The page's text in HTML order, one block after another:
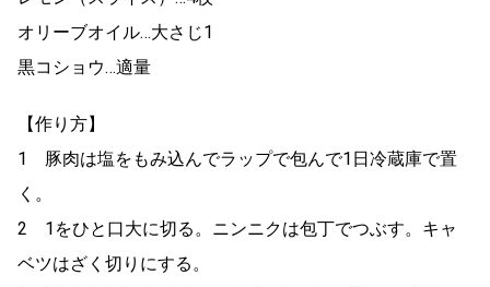
オリーブオイル…大さじ1
黒コショウ…適量
【作り方】
1 豚肉は塩をもみ込んでラップで包んで1日冷蔵庫で置
く。
2 1をひと口大に切る。ニンニクは包丁でつぶす。キャ
ベツはざく切りにする。